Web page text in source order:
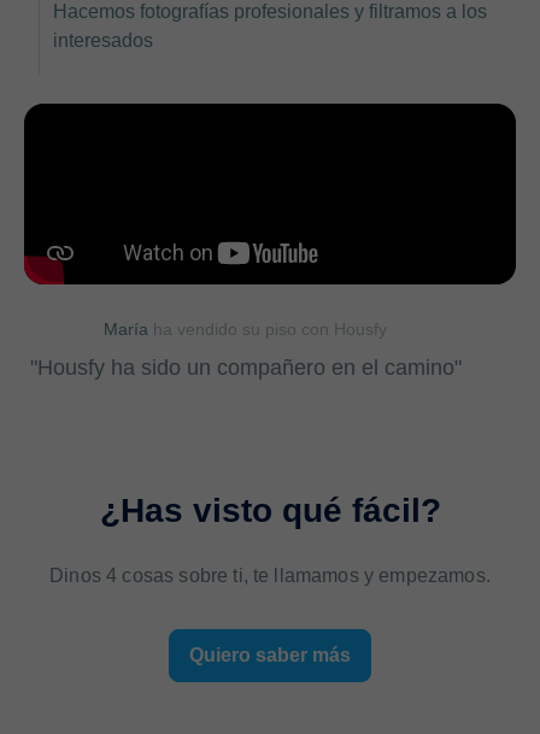
María ha vendido su piso con Housfy
"Housfy ha sido un compañero en el camino"
Hacemos fotografías profesionales y filtramos a los
interesados
¿Has visto qué fácil?
Dinos 4 cosas sobre ti, te llamamos y empezamos.
Quiero saber más